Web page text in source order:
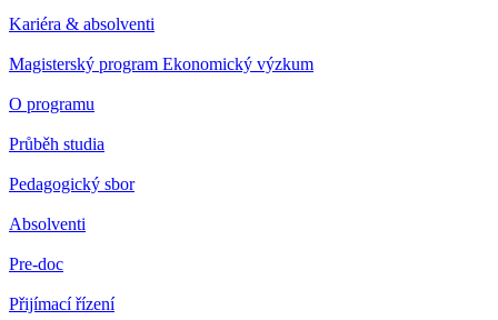
Kariéra & absolventi
Magisterský program Ekonomický výzkum
O programu
Průběh studia
Pedagogický sbor
Absolventi
Pre-doc
Přijímací řízení